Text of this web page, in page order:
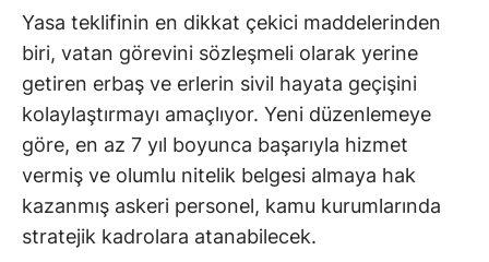
Yasa teklifinin en dikkat çekici maddelerinden
biri, vatan görevini sözleşmeli olarak yerine
getiren erbaş ve erlerin sivil hayata geçişini
kolaylaştırmayı amaçlıyor. Yeni düzenlemeye
göre, en az 7 yıl boyunca başarıyla hizmet
vermiş ve olumlu nitelik belgesi almaya hak
kazanmış askeri personel, kamu kurumlarında
stratejik kadrolara atanabilecek.